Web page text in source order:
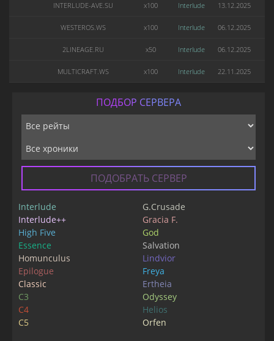
INTERLUDE-AVE.SU x100 Interlude 13.12.2025
WESTEROS.WS x100 Interlude 06.12.2025
2LINEAGE.RU x50 Interlude 06.12.2025
MULTICRAFT.WS x100 Interlude 22.11.2025
ПОДБОР СЕРВЕРА
ПОДОБРАТЬ СЕРВЕР
Interlude
Interlude++
High Five
Essence
Homunculus
Epilogue
Classic
C3
C4
C5
G.Crusade
Gracia F.
God
Salvation
Lindvior
Freya
Ertheia
Odyssey
Helios
Orfen